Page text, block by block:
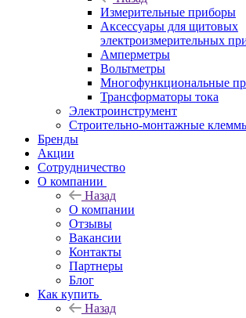
Измерительные приборы
Аксессуары для щитовых
электроизмерительных
Амперметры
Вольтметры
Многофункциональные
Трансформаторы тока
Электроинструмент
Строительно-монтажные
Бренды
Акции
Сотрудничество
О компании
Назад
О компании
Отзывы
Вакансии
Контакты
Партнеры
Блог
Как купить
Назад